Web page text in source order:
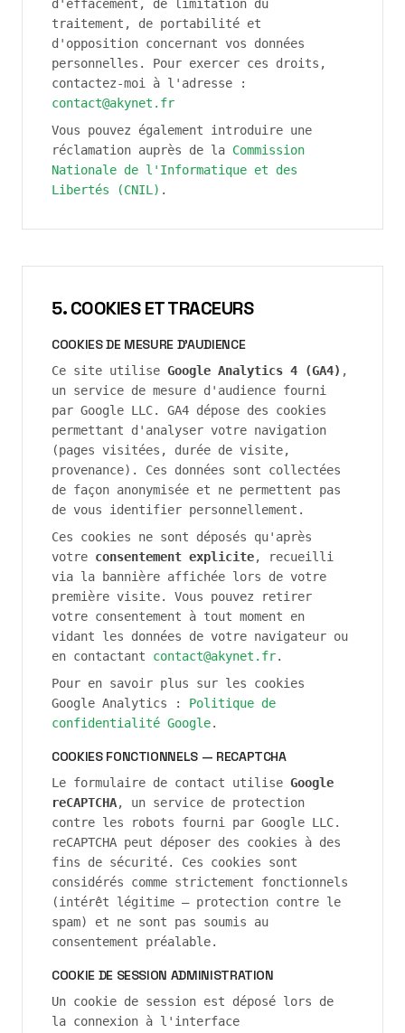
d'effacement, de limitation du
traitement, de portabilité et
d'opposition concernant vos données
personnelles. Pour exercer ces droits,
contactez-moi à l'adresse :
contact@akynet.fr
Vous pouvez également introduire une
réclamation auprès de la Commission
Nationale de l'Informatique et des
Libertés (CNIL) .
5. COOKIES ET TRACEURS
COOKIES DE MESURE D'AUDIENCE
Ce site utilise Google Analytics 4 (GA4) ,
un service de mesure d'audience fourni
par Google LLC. GA4 dépose des cookies
permettant d'analyser votre navigation
(pages visitées, durée de visite,
provenance). Ces données sont collectées
de façon anonymisée et ne permettent pas
de vous identifier personnellement.
Ces cookies ne sont déposés qu'après
votre consentement explicite, recueilli
via la bannière affichée lors de votre
première visite. Vous pouvez retirer
votre consentement à tout moment en
vidant les données de votre navigateur ou
en contactant
contact@akynet.fr.
Pour en savoir plus sur les cookies
Google Analytics :
Politique de
confidentialité Google.
COOKIES FONCTIONNELS — RECAPTCHA
Le formulaire de contact utilise Google
reCAPTCHA, un service de protection
contre les robots fourni par Google LLC.
reCAPTCHA peut déposer des cookies à des
fins de sécurité. Ces cookies sont
considérés comme strictement fonctionnels
(intérêt légitime — protection contre le
spam) et ne sont pas soumis au
consentement préalable.
COOKIE DE SESSION ADMINISTRATION
Un cookie de session est déposé lors de
la connexion à l'interface